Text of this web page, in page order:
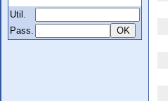
Util.
Pass.